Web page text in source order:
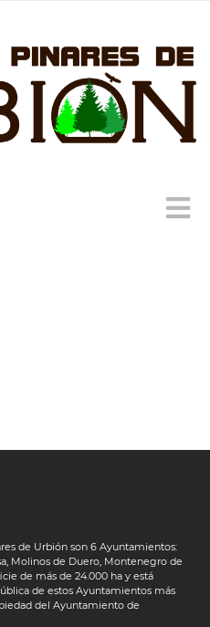
de Urbión son 6 Ayuntamientos:
Molinos de Duero, Montenegro de
de más de 24.000 ha y está
de estos Ayuntamientos más
del Ayuntamiento de